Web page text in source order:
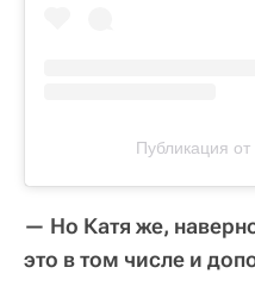
Публикация от
— Но Катя же,
это в том числе и